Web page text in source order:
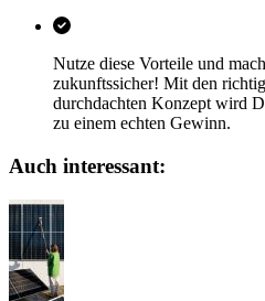
Nutze diese Vorteile und
zukunftssicher! Mit den
durchdachten Konzept wird
zu einem echten Gewinn.
Auch interessant: